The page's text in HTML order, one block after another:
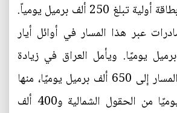
الأبيض المتوسط، بطاقة أولية تبلغ 250 ألف برميل يومياً.
عبر هذا المسار في أوائل أيار
ألف برميل يوميًا. ويأمل العراق في زيادة
صادراته عبر هذا المسار إلى 650 ألف برميل يوميًا، منها
250 ألف برميل يوميًا من الحقول الشمالية و400 ألف